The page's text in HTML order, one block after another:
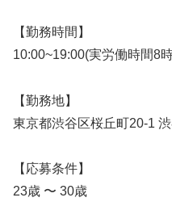
【勤務時間】
10:00~19:00(実労働時間8
【勤務地】
東京都渋谷区桜丘町20-1
【応募条件】
23歳 〜 30歳